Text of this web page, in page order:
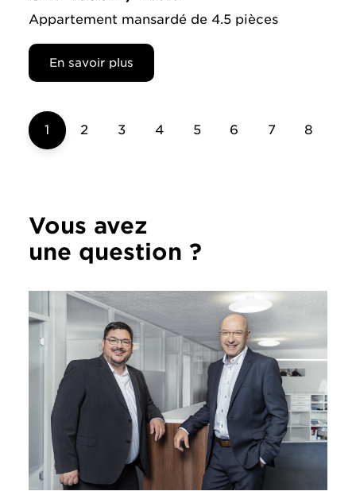
Appartement mansardé de 4.5 pièces
En savoir plus
1 2 3 4 5 6 7 8
Vous avez
une question ?